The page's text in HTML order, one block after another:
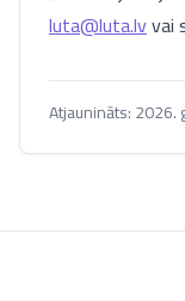
luta@luta.lvvai
Atjaunināts:2026.